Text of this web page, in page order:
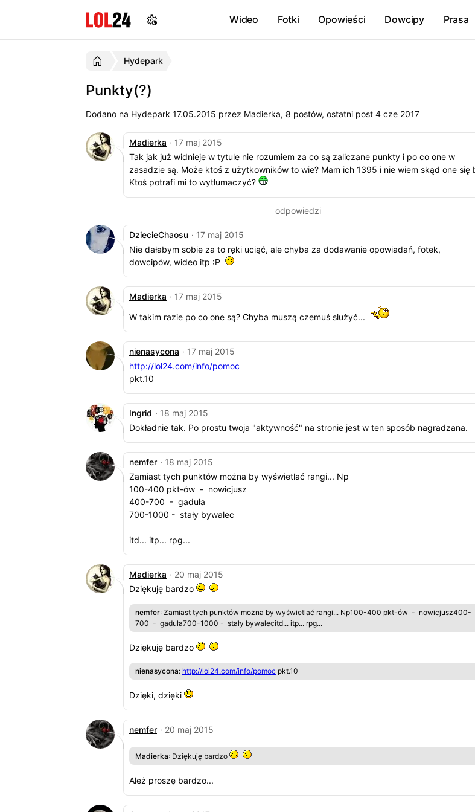
Wideo Fotki Opowieści Dowcipy Prasa
Hydepark
Punkty(?)
Dodano na Hydepark 17.05.2015 przez Madierka, 8 postów, ostatni post 4 cze 2017
Madierka · 17 maj 2015
Tak jak już widnieje w tytule nie rozumiem za co są zaliczane punkty i po co one w
zasadzie są. Może ktoś z użytkowników to wie? Mam ich 1395 i nie wiem skąd one się
Ktoś potrafi mi to wytłumaczyć?
DziecieChaosu · 17 maj 2015
Nie dałabym sobie za to ręki uciąć, ale chyba za dodawanie opowiadań, fotek,
dowcipów, wideo itp :P
Madierka · 17 maj 2015
W takim razie po co one są? Chyba muszą czemuś służyć...
nienasycona · 17 maj 2015
http://lol24.com/info/pomoc
pkt.10
Ingrid · 18 maj 2015
Dokładnie tak. Po prostu twoja "aktywność" na stronie jest w ten sposób nagradzana.
nemfer · 18 maj 2015
Zamiast tych punktów można by wyświetlać rangi... Np
100-400 pkt-ów - nowicjusz
400-700 - gaduła
700-1000 - stały bywalec
itd... itp... rpg...
Madierka · 20 maj 2015
Dziękuję bardzo
nemfer: Zamiast tych punktów można by wyświetlać rangi... Np100-400 pkt-ów - nowicjusz400-
700 - gaduła700-1000 - stały bywalecitd... itp... rpg...
Dziękuję bardzo
nienasycona: http://lol24.com/info/pomoc pkt.10
Dzięki, dzięki
nemfer · 20 maj 2015
Madierka: Dziękuję bardzo
Ależ proszę bardzo...